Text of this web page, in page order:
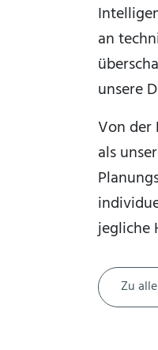
an
unsere
Von der
als
jegliche
Zu